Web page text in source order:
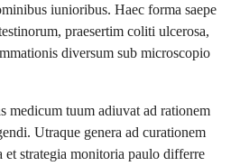
iunioribus. Haec forma saepe
praesertim coliti ulcerosa,
diversum sub microscopio
medicum tuum adiuvat ad rationem
Utraque genera ad curationem
et strategia monitoria paulo differre